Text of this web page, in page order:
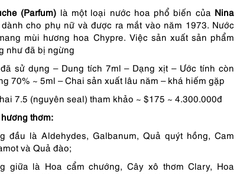
(Parfum) là một loại nước hoa phổ biến của Nina
dành cho phụ nữ và được ra mắt vào năm 1973. Nước
mùi hương hoa Chypre. Việc sản xuất sản phẩm
như đã bị ngừng
sử dụng – Dung tích 7ml – Dạng xịt – Ước tính còn
70% ~ 5ml – Chai sản xuất lâu năm – khá hiếm gặp
7.5 (nguyên seal) tham khảo ~ $175 ~ 4.300.000đ
thơm:
đầu là Aldehydes, Galbanum, Quả quýt hồng, Cam
và Quả đào;
giữa là Hoa cẩm chướng, Cây xô thơm Clary, Hoa